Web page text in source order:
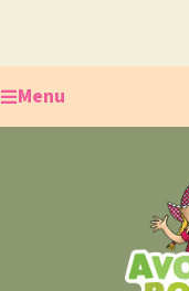
Openingstijden
Veelgestelde vragen
Menu
Ontdek de